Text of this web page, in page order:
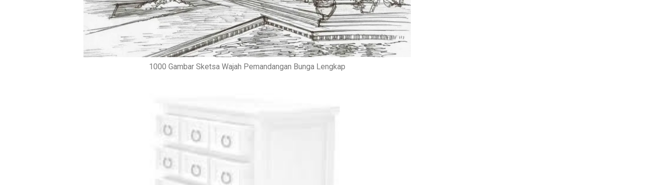
1000 Gambar Sketsa Wajah Pemandangan Bunga Lengkap